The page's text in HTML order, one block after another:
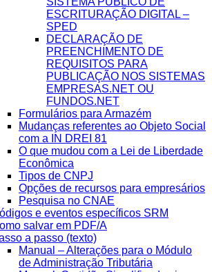
ESCRITURAÇÃO DIGITAL –
SPED
DECLARAÇÃO DE
PREENCHIMENTO DE
REQUISITOS PARA
PUBLICAÇÃO NOS SISTEMAS
EMPRESAS.NET OU
FUNDOS.NET
Formulários para Armazém
Mudanças referentes ao Objeto Social
com a IN DREI 81
O que mudou com a Lei de Liberdade
Econômica
Tipos de CNPJ
Opções de recursos para empresários
Pesquisa no CNAE
e eventos específicos SRM
salvar em PDF/A
a passo (texto)
Manual – Alterações para o Módulo
de Administração Tributária